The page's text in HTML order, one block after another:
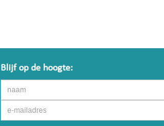
Blijf op de hoogte: